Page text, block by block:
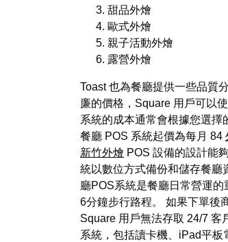
甜品外燴
歐式外燴
親子活動外燴
露營外燴
Toast 也為餐廳提供一些品質
廉的價格，Square 用戶可以
系統的成本通常會根據您選
餐廳 POS 系統起價為每月 84
新竹外燴 POS 設備的設計能
統以數位方式備份和儲存餐廳
廳POS系統是餐廳日常營運
6分鐘步行路程。 如果下單後
Square 用戶無法存取 24/7
系統，包括讀卡機、iPad平板